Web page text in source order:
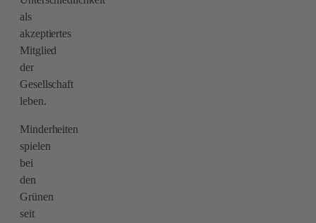
als
akzeptiertes
Mitglied
der
Gesellschaft
leben.
Minderheiten
spielen
bei
den
Grünen
seit